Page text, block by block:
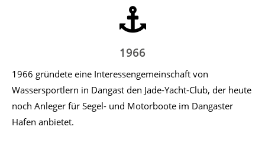
1966
1966 gründete eine Interessengemeinschaft von
Wassersportlern in Dangast den Jade-Yacht-Club, der heute
noch Anleger für Segel- und Motorboote im Dangaster
Hafen anbietet.